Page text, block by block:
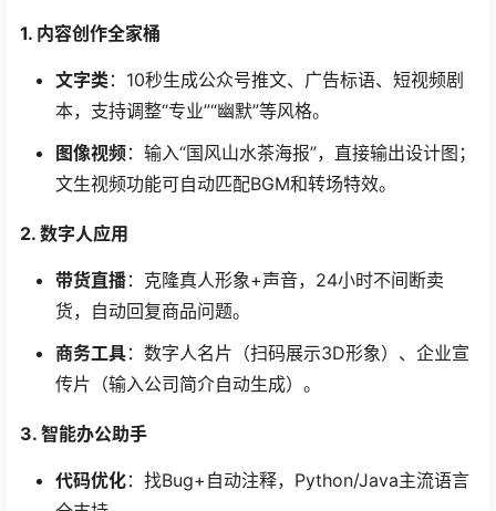
1. 内容创作全家桶
文字类：10秒生成公众号推文、广告标语、短视频剧
本，支持调整“专业”“幽默”等风格。
图像视频：输入“国风山水茶海报”，直接输出设计图；
文生视频功能可自动匹配BGM和转场特效。
2. 数字人应用
带货直播：克隆真人形象+声音，24小时不间断卖
货，自动回复商品问题。
商务工具：数字人名片（扫码展示3D形象）、企业宣
传片（输入公司简介自动生成）。
3. 智能办公助手
代码优化：找Bug+自动注释，Python/Java主流语言